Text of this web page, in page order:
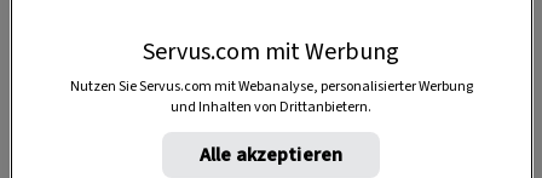
50 MinutenServus.com mit Werbung
Nutzen Sie Servus.com mit Webanalyse, personalisierter Werbung
und Inhalten von Drittanbietern.
Alle akzeptieren